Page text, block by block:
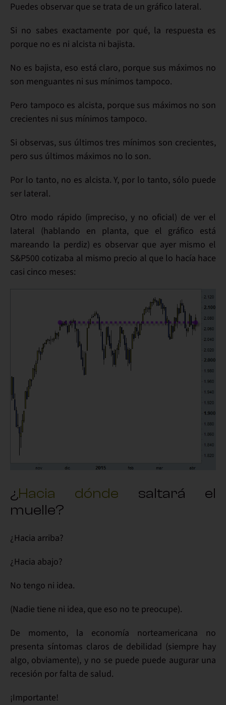
Puedes observar que se trata de un gráfico lateral.
Si no sabes exactamente por qué, la respuesta es
porque no es ni alcista ni bajista.
No es bajista, eso está claro, porque sus máximos no
son menguantes ni sus mínimos tampoco.
Pero tampoco es alcista, porque sus máximos no son
crecientes ni sus mínimos tampoco.
Si observas, sus últimos tres mínimos son crecientes,
pero sus últimos máximos no lo son.
Por lo tanto, no es alcista. Y, por lo tanto, sólo puede
ser lateral.
Otro modo rápido (impreciso, y no oficial) de ver el
lateral (hablando en planta, que el gráfico está
mareando la perdiz) es observar que ayer mismo el
S&P500 cotizaba al mismo precio al que lo hacía hace
casi cinco meses:
¿Hacia dónde saltará el
muelle?
¿Hacia arriba?
¿Hacia abajo?
No tengo ni idea.
(Nadie tiene ni idea, que eso no te preocupe).
De momento, la economía norteamericana no
presenta síntomas claros de debilidad (siempre hay
algo, obviamente), y no se puede puede augurar una
recesión por falta de salud.
¡Importante!